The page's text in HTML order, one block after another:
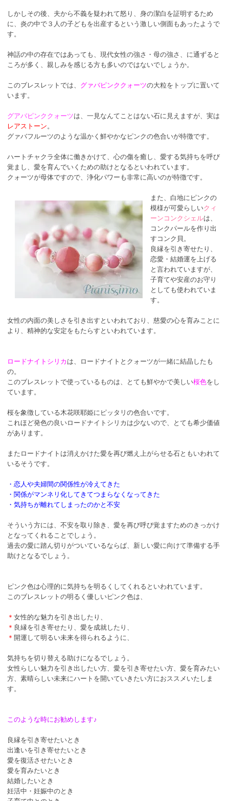
しかしその後、夫から不義を疑われて怒り、身の潔白を証明するため
に、炎の中で３人の子どもを出産するという激しい側面もあったようで
す。
神話の中の存在ではあっても、現代女性の強さ・母の強さ、に通ずると
ころが多く、親しみを感じる方も多いのではないでしょうか。
このブレスレットでは、 グァバピンククォーツの大粒をトップに置いて
います。
グアバピンククォーツは、一見なんてことはない石に見えますが、実は
レアストーン 。
グァバフルーツのような温かく鮮やかなピンクの色合いが特徴です。
ハートチャクラ全体に働きかけて、心の傷を癒し、愛する気持ちを呼び
覚まし、愛を育んでいくための助けとなるといわれています。
クォーツが母体ですので、浄化パワーも非常に高いのが特徴です。
また、白地にピンクの
模様が可愛らしいクィ
ーンコンクシェルは、
コンクパールを作り出
すコンク貝。
良縁を引き寄せたり、
恋愛・結婚運を上げる
と言われていますが、
子育てや安産のお守り
としても使われていま
す。
女性の内面の美しさを引き出すといわれており、慈愛の心を育みことに
より、精神的な安定をもたらすといわれています。
ロードナイトシリカ は、ロードナイトとクォーツが一緒に結晶したも
の。
このブレスレットで使っているものは、とても鮮やかで美しい桜色をし
ています。
桜を象徴している木花咲耶姫にピッタリの色合いです。
これほど発色の良いロードナイトシリカは少ないので、とても希少価値
があります。
またロードナイトは消えかけた愛を再び燃え上がらせる石ともいわれて
いるそうです。
・恋人や夫婦間の関係性が冷えてきた
・関係がマンネリ化してきてつまらなくなってきた
・気持ちが離れてしまったのかと不安
そういう方には、不安を取り除き、愛を再び呼び覚ますためのきっかけ
となってくれることでしょう。
過去の愛に踏ん切りがついているならば、新しい愛に向けて準備する手
助けとなるでしょう。
ピンク色は心理的に気持ちを明るくしてくれるといわれています。
このブレスレットの明るく優しいピンク色は、
＊ 女性的な魅力を引き出したり、
＊ 良縁を引き寄せたり、愛を成就したり、
＊ 開運して明るい未来を得られるように、
気持ちを切り替える助けになるでしょう。
女性らしい魅力を引き出したい方、愛を引き寄せたい方、愛を育みたい
方、素晴らしい未来にハートを開いていきたい方におススメいたしま
す。
このような時にお勧めします♪
良縁を引き寄せたいとき
出逢いを引き寄せたいとき
愛を復活させたいとき
愛を育みたいとき
結婚したいとき
妊活中・妊娠中のとき